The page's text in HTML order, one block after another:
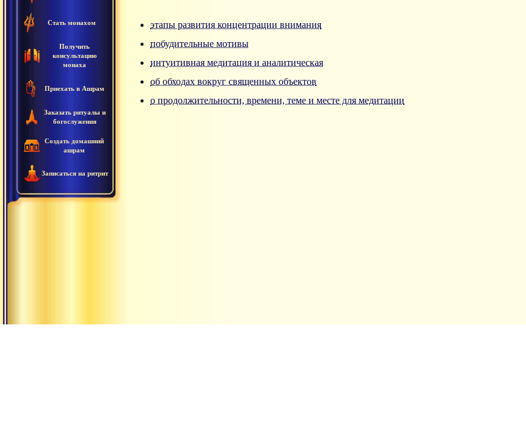
Стать монахом
Получить
консультацию
монаха
Приехать в Ашрам
Заказать ритуалы и
богослужения
Создать домашний
ашрам
Записаться на ритрит
этапы развития концентрации внимания
побудительные мотивы
интуитивная медитация и аналитическая
об обходах вокруг священных объектов
о продолжительности, времени, теме и месте для медитации